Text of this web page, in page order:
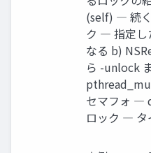
(self) ― 続
ク ― 指定し
なる b)
ら -unlock
セマフォ ―
ロック ― タ